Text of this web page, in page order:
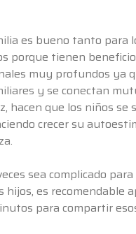
es bueno tanto para
porque tienen
muy profundos ya
y se conectan
hacen que los niños se
crecer su
sea complicado
hijos, es recomendable
para compartir